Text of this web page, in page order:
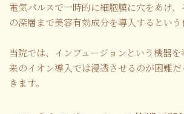
電気パルスで一時的に細胞膜に穴をあけ
の深層まで美容有効成分を導入するという
当院では、インフュージョンという機器
来のイオン導入では浸透させるのが困難
きます。